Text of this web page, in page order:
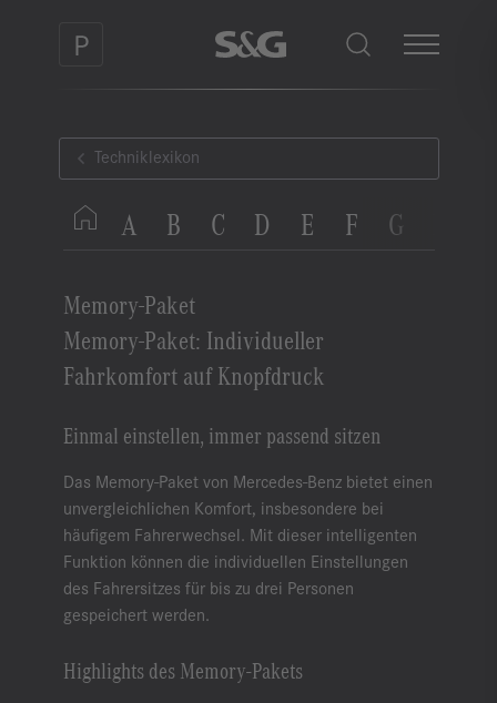
Techniklexikon
A B C D E F G
Memory-Paket
Memory-Paket: Individueller
Fahrkomfort auf Knopfdruck
Einmal einstellen, immer passend sitzen
Das Memory-Paket von Mercedes-Benz bietet einen
unvergleichlichen Komfort, insbesondere bei
häufigem Fahrerwechsel. Mit dieser intelligenten
Funktion können die individuellen Einstellungen
des Fahrersitzes für bis zu drei Personen
gespeichert werden.
Highlights des Memory-Pakets